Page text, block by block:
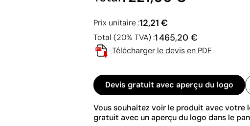
Prix unitaire :12,21 €
Total (20% TVA) :1 465,20 €
Télécharger le devis en PDF
Devis gratuit avec aperçu du logo
Vous souhaitez voir le produit avec votre
gratuit avec un aperçu du logo dans le